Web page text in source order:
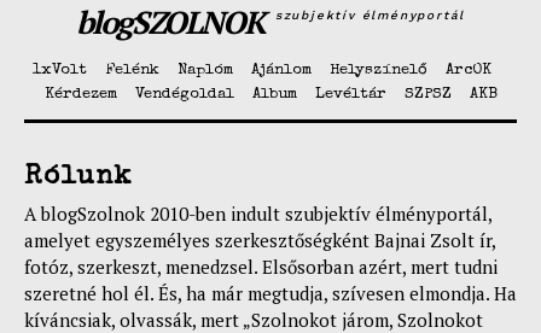
blogSZOLNOK szubjektív élményportál
1xVolt Felénk Naplóm Ajánlom Helyszínelő
ArcOK
Kérdezem
Vendégoldal Album Levéltár SZPSZ AKB
Rólunk
A blogSzolnok 2010-ben indult szubjektív élményportál,
amelyet egyszemélyes szerkesztőségként Bajnai Zsolt ír,
fotóz, szerkeszt, menedzsel. Elsősorban azért, mert tudni
szeretné hol él. És, ha már megtudja, szívesen elmondja. Ha
kíváncsiak, olvassák, mert „Szolnokot járom, Szolnokot